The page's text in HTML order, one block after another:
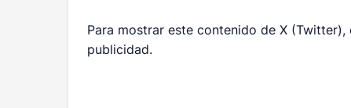
Para mostrar este contenido de X
publicidad.